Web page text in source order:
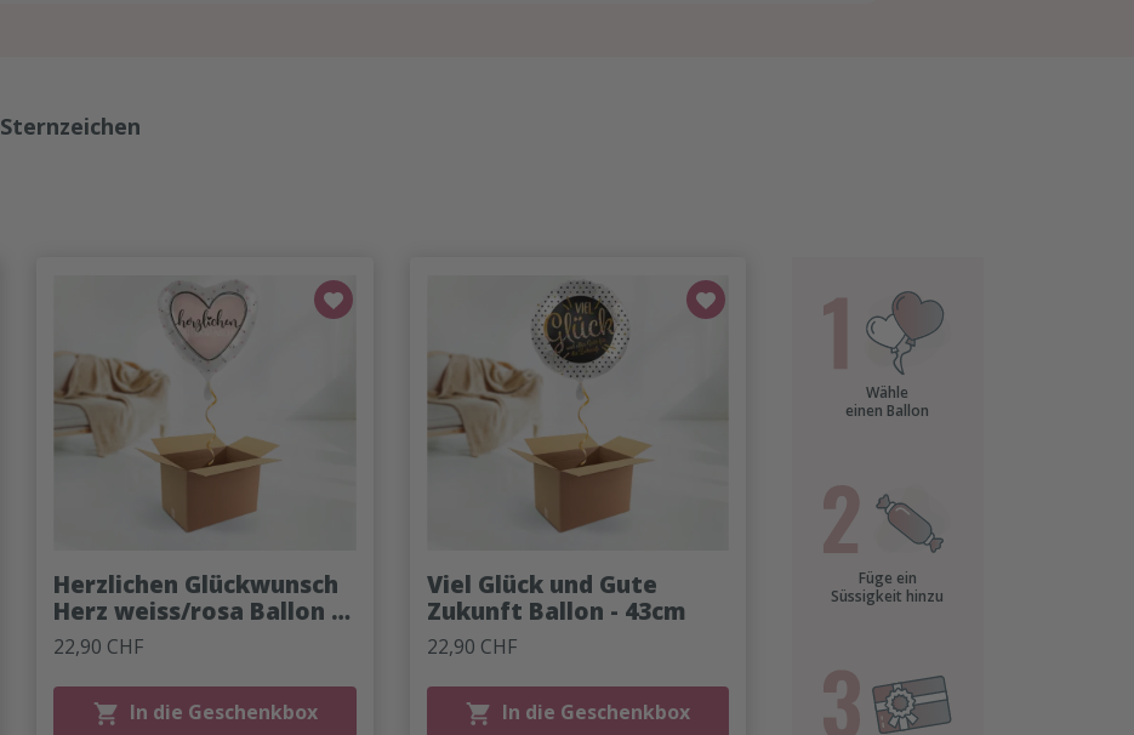
Sternzeichen
Herzlichen Glückwunsch
Herz weiss/rosa Ballon -
43cm
22,90 CHF
In die Geschenkbox
Viel Glück und Gute
Zukunft Ballon - 43cm
22,90 CHF
In die Geschenkbox
Wähle
einen Ballon
Füge ein
Süssigkeit hinzu